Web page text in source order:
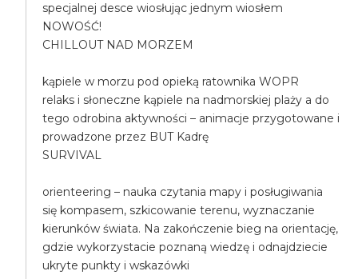
specjalnej desce wiosłując jednym wiosłem
NOWOŚĆ!
CHILLOUT NAD MORZEM
kąpiele w morzu pod opieką ratownika WOPR
relaks i słoneczne kąpiele na nadmorskiej plaży a do
tego odrobina aktywności – animacje przygotowane i
prowadzone przez BUT Kadrę
SURVIVAL
orienteering – nauka czytania mapy i posługiwania
się kompasem, szkicowanie terenu, wyznaczanie
kierunków świata. Na zakończenie bieg na orientację,
gdzie wykorzystacie poznaną wiedzę i odnajdziecie
ukryte punkty i wskazówki